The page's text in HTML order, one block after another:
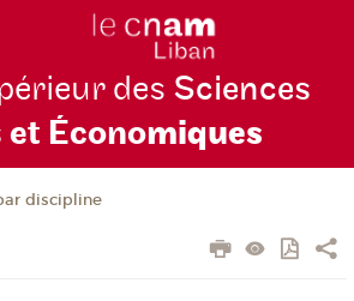
des Sciences
et Économiques
discipline